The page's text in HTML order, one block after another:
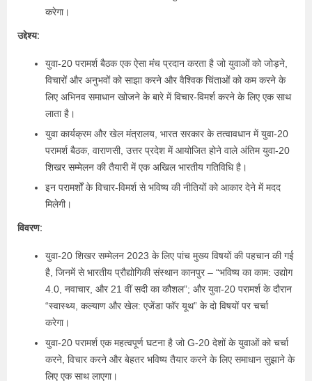
करेगा।
उद्देश्य:
युवा-20 परामर्श बैठक एक ऐसा मंच प्रदान करता है जो युवाओं को जोड़ने,
विचारों और अनुभवों को साझा करने और वैश्विक चिंताओं को कम करने के
लिए अभिनव समाधान खोजने के बारे में विचार-विमर्श करने के लिए एक साथ
लाता है।
युवा कार्यक्रम और खेल मंत्रालय, भारत सरकार के तत्वावधान में युवा-20
परामर्श बैठक, वाराणसी, उत्तर प्रदेश में आयोजित होने वाले अंतिम युवा-20
शिखर सम्मेलन की तैयारी में एक अखिल भारतीय गतिविधि है।
इन परामर्शों के विचार-विमर्श से भविष्य की नीतियों को आकार देने में मदद
मिलेगी।
विवरण:
युवा-20 शिखर सम्मेलन 2023 के लिए पांच मुख्य विषयों की पहचान की गई
है, जिनमें से भारतीय प्रौद्योगिकी संस्थान कानपुर – “भविष्य का काम: उद्योग
4.0, नवाचार, और 21 वीं सदी का कौशल”; और युवा-20 परामर्श के दौरान
“स्वास्थ्य, कल्याण और खेल: एजेंडा फॉर यूथ” के दो विषयों पर चर्चा
करेगा।
युवा-20 परामर्श एक महत्वपूर्ण घटना है जो G-20 देशों के युवाओं को चर्चा
करने, विचार करने और बेहतर भविष्य तैयार करने के लिए समाधान सुझाने के
लिए एक साथ लाएगा।